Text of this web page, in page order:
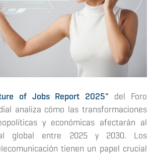
of Jobs Report 2025" del Foro
analiza cómo las transformaciones
y económicas afectarán al
global entre 2025 y 2030. Los
tienen un papel crucial